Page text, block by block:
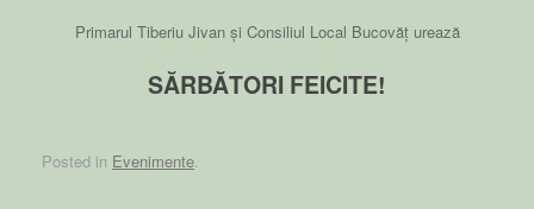
Primarul Tiberiu Jivan și Consiliul Local Bucovăț urează
SĂRBĂTORI FEICITE!
Posted in Evenimente.